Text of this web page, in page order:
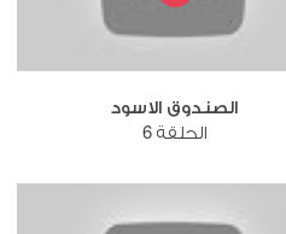
الصندوق الاسود
الحلقة 6